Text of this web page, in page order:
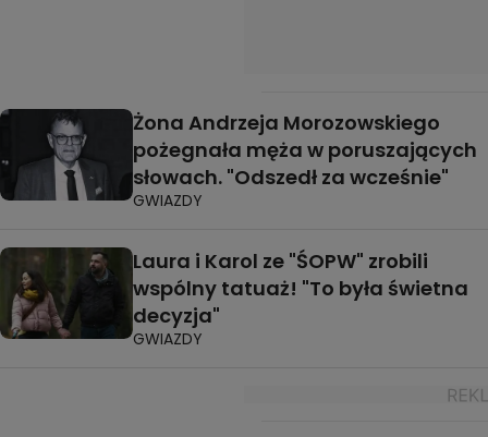
Żona Andrzeja Morozowskiego
pożegnała męża w poruszających
słowach. "Odszedł za wcześnie"
GWIAZDY
Laura i Karol ze "ŚOPW" zrobili
wspólny tatuaż! "To była świetna
decyzja"
GWIAZDY